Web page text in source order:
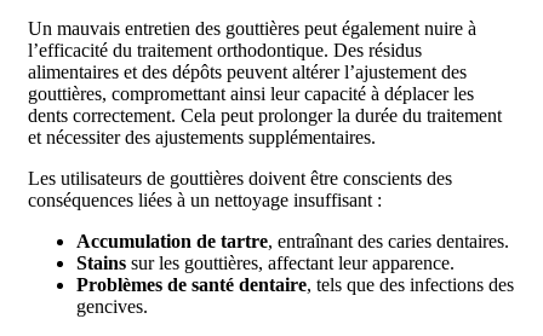
Un mauvais entretien des gouttières peut également nuire à
l’efficacité du traitement orthodontique. Des résidus
alimentaires et des dépôts peuvent altérer l’ajustement des
gouttières, compromettant ainsi leur capacité à déplacer les
dents correctement. Cela peut prolonger la durée du traitement
et nécessiter des ajustements supplémentaires.
Les utilisateurs de gouttières doivent être conscients des
conséquences liées à un nettoyage insuffisant :
Accumulation de tartre, entraînant des caries dentaires.
Stains sur les gouttières, affectant leur apparence.
Problèmes de santé dentaire, tels que des infections des
gencives.